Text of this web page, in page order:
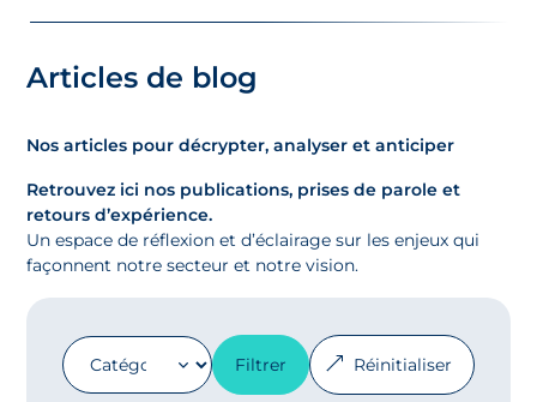
Articles de blog
Nos articles pour décrypter, analyser et anticiper
Retrouvez ici nos publications, prises de parole et
retours d’expérience.
Un espace de réflexion et d’éclairage sur les enjeux qui
façonnent notre secteur et notre vision.
Filtrer Réinitialiser